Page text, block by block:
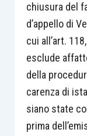
chiusura del
d’appello di
cui all’art.
esclude
della
carenza di
siano state
prima